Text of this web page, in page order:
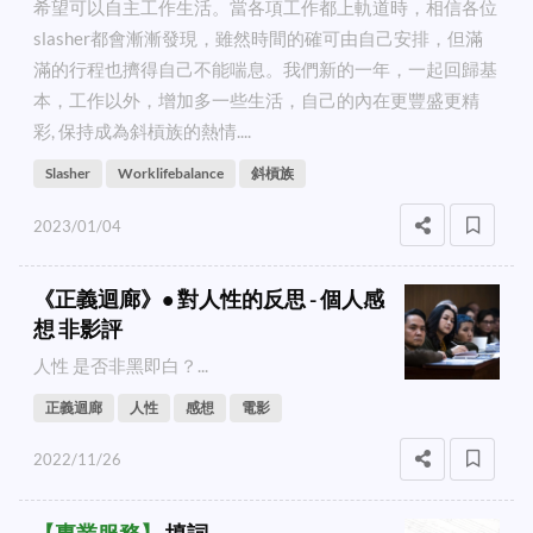
希望可以自主工作生活。當各項工作都上軌道時，相信各位
slasher都會漸漸發現，雖然時間的確可由自己安排，但滿
滿的行程也擠得自己不能喘息。我們新的一年，一起回歸基
本，工作以外，增加多一些生活，自己的內在更豐盛更精
彩, 保持成為斜槓族的熱情....
Slasher Worklifebalance 斜槓族
2023/01/04
《正義迴廊》• 對人性的反思 - 個人感
想 非影評
人性 是否非黑即白？...
正義迴廊 人性 感想 電影
2022/11/26